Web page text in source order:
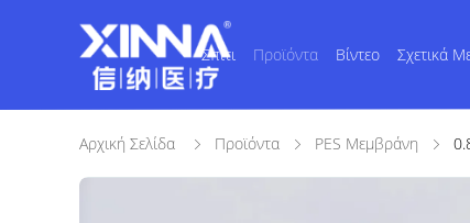
Σπίτι Προϊόντα Βίντεο Σχετικά
Αρχική Σελίδα Προϊόντα PES Μεμβράνη